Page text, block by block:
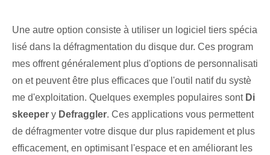
Une autre option consiste à utiliser un logiciel tiers spécia
lisé dans la défragmentation du disque dur. Ces program
mes offrent généralement plus d'options de personnalisati
on et peuvent être plus efficaces que l'outil natif du systè
me d'exploitation. Quelques exemples populaires sont Di
skeeper y Defraggler. Ces applications vous permettent
de défragmenter votre disque dur plus rapidement et plus
efficacement, en optimisant l'espace et en améliorant les